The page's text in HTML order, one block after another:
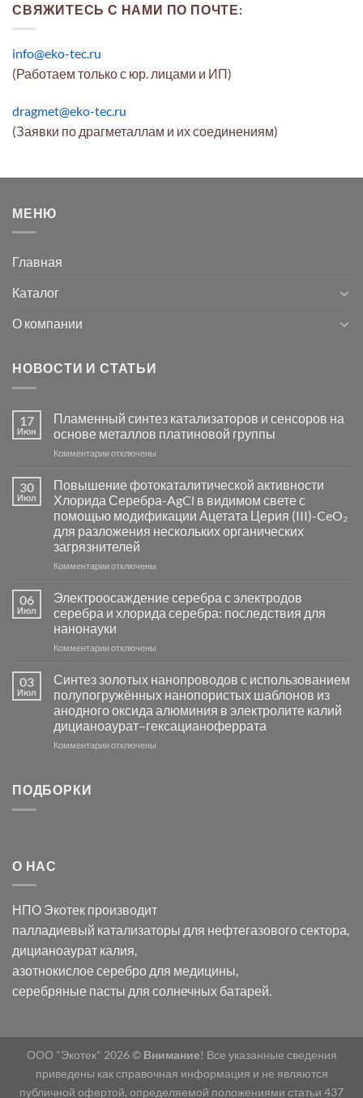
СВЯЖИТЕСЬ С НАМИ ПО ПОЧТЕ:
info@eko-tec.ru
(Работаем только с юр. лицами и ИП)
dragmet@eko-tec.ru
(Заявки по драгметаллам и их соединениям)
МЕНЮ
Главная
Каталог
О компании
НОВОСТИ И СТАТЬИ
17
Июн
Пламенный синтез катализаторов и сенсоров на
основе металлов платиновой группы
Комментариик
Пламенный
синтез
катализаторов
и
сенсоров
на
основе
группы
отключены
30
Июл
Повышение фотокаталитической активности
Хлорида Серебра-AgCl в видимом свете с
помощью модификации Ацетата Церия (III)-CeO₂
для разложения нескольких органических
загрязнителей
Комментариик
фотокаталитической
активности
Хлорида
Серебра-
в
видимом
свете
с
помощью
модификации
отключены
06
Июл
Электроосаждение серебра с электродов
серебра и хлорида серебра: последствия для
нанонауки
Комментариик
серебра
с
электродов
серебра
и
отключены
03
Июл
Синтез золотых нанопроводов с использованием
полупогружённых нанопористых шаблонов из
анодного оксида алюминия в электролите калий
дицианоаурат–гексацианоферрата
Комментариик
оксида
в
электролите
калий
дицианоаурат–
гексацианоферрата
отключены
ПОДБОРКИ
О НАС
НПО Экотек производит
палладиевый катализаторы для нефтегазового сектора,
дицианоаурат калия,
азотнокислое серебро для медицины,
серебряные пасты для солнечных батарей.
ООО "Экотек" 2026 © Внимание! Все указанные сведения
приведены как справочная информация и не являются
публичной офертой, определяемой положениями статьи 437